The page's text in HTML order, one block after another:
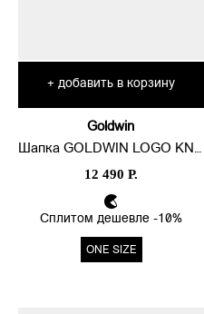
+ добавить в корзину
Goldwin
Шапка GOLDWIN LOGO KNIT CAP
12 490 Р.
Сплитом дешевле -10%
ONE SIZE